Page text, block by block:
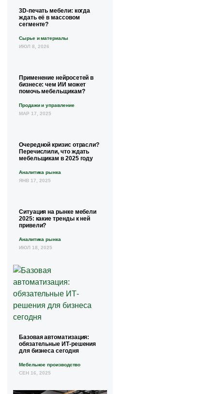
3D-печать мебели: когда
ждать её в массовом
сегменте?
Сырье и материалы
ИЮЛ 8, 2026
Применение нейросетей в
бизнесе: чем ИИ может
помочь мебельщикам?
Продажи и управление
МАР 17, 2025
Очередной кризис отрасли?
Перечислили, что ждать
мебельщикам в 2025 году
Аналитика рынка
ЯНВ 17, 2025
Ситуация на рынке мебели
2025: какие тренды к ней
привели?
Аналитика рынка
ИЮЛ 18, 2025
Базовая автоматизация:
обязательные ИТ-решения
для бизнеса сегодня
Мебельное производство
СЕН 16, 2025